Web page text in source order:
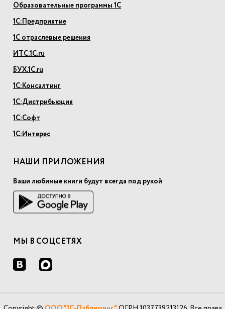
Образовательные программы 1С
1С:Предприятие
1С отраслевые решения
ИТС.1С.ru
БУХ.1С.ru
1С:Консалтинг
1С:Дистрибьюция
1С:Софт
1С:Интерес
НАШИ ПРИЛОЖЕНИЯ
Ваши любимые книги будут всегда под рукой
МЫ В СОЦСЕТЯХ